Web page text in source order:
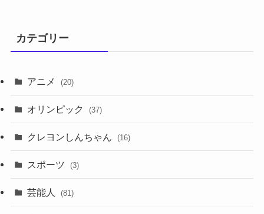
カテゴリー
アニメ (20)
オリンピック (37)
クレヨンしんちゃん (16)
スポーツ (3)
芸能人 (81)